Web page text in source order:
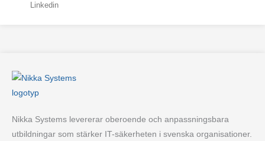
Linkedin
Nikka Systems levererar oberoende och anpassningsbara
utbildningar som stärker IT-säkerheten i svenska organisationer.